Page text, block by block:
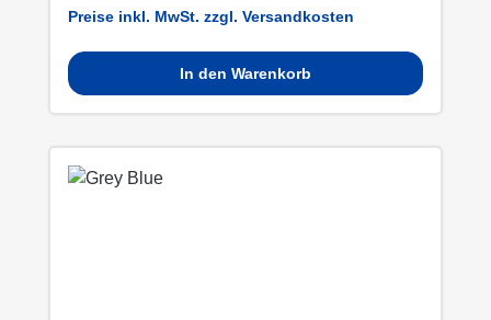
Preise inkl. MwSt. zzgl. Versandkosten
In den Warenkorb